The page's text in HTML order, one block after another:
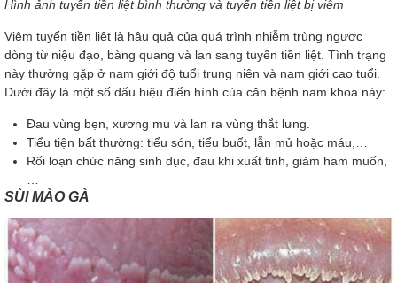
Hình ảnh tuyến tiền liệt bình thường và tuyến tiền liệt bị viêm
Viêm tuyến tiền liệt là hậu quả của quá trình nhiễm trùng ngược
dòng từ niệu đạo, bàng quang và lan sang tuyến tiền liệt. Tình trạng
này thường gặp ở nam giới độ tuổi trung niên và nam giới cao tuổi.
Dưới đây là một số dấu hiệu điển hình của căn bệnh nam khoa này:
Đau vùng bẹn, xương mu và lan ra vùng thắt lưng.
Tiểu tiện bất thường: tiểu són, tiểu buốt, lẫn mủ hoặc máu,…
Rối loạn chức năng sinh dục, đau khi xuất tinh, giảm ham muốn,
SÙI MÀO GÀ